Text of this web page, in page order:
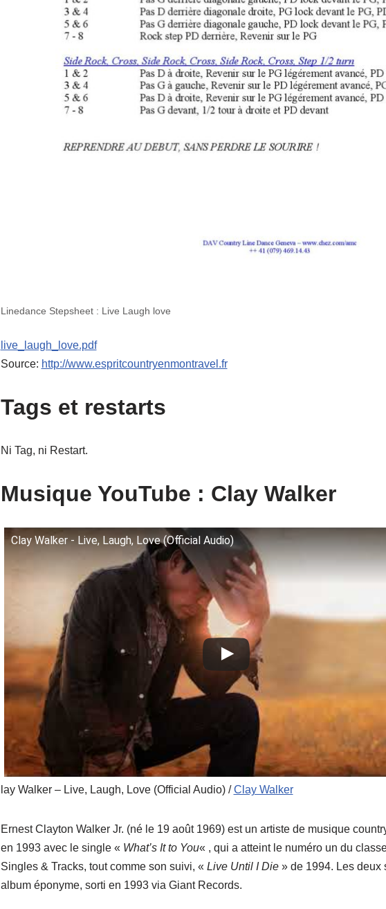
Linedance Stepsheet : Live Laugh love
live_laugh_love.pdf
Source: http://www.espritcountryenmontravel.fr
Tags et restarts
Ni Tag, ni Restart.
Musique YouTube : Clay Walker
Clay Walker - Live, Laugh, Love (Official Audio)
lay Walker – Live, Laugh, Love (Official Audio) /Clay Walker
Ernest Clayton Walker Jr. (né le 19 août 1969) est un artiste de musique
en 1993 avec le single « What’s It to You« , qui a atteint le numéro un du
Singles & Tracks, tout comme son suivi, « Live Until I Die» de 1994. Les deux
album éponyme, sorti en 1993 via Giant Records.